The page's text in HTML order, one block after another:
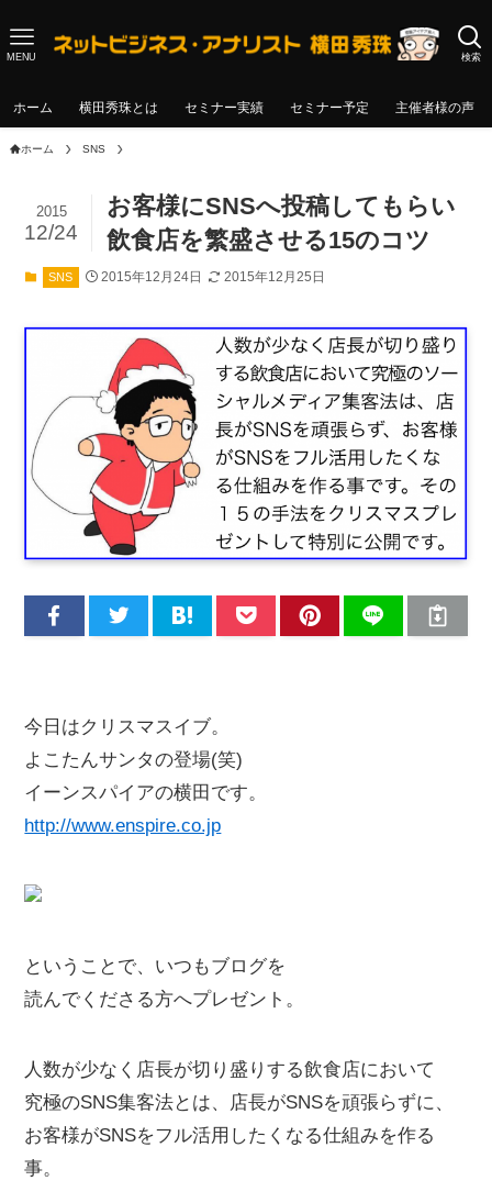
検索
MENU
ホーム 横田秀珠とは セミナー実績 セミナー予定 主催者様の声
ホーム SNS
お客様にSNSへ投稿してもらい
飲食店を繁盛させる15のコツ
2015
12/24
SNS 2015年12月24日 2015年12月25日
今日はクリスマスイブ。
よこたんサンタの登場(笑)
イーンスパイアの横田です。
http://www.enspire.co.jp
ということで、いつもブログを
読んでくださる方へプレゼント。
人数が少なく店長が切り盛りする飲食店において
究極のSNS集客法とは、店長がSNSを頑張らずに、
お客様がSNSをフル活用したくなる仕組みを作る
事。